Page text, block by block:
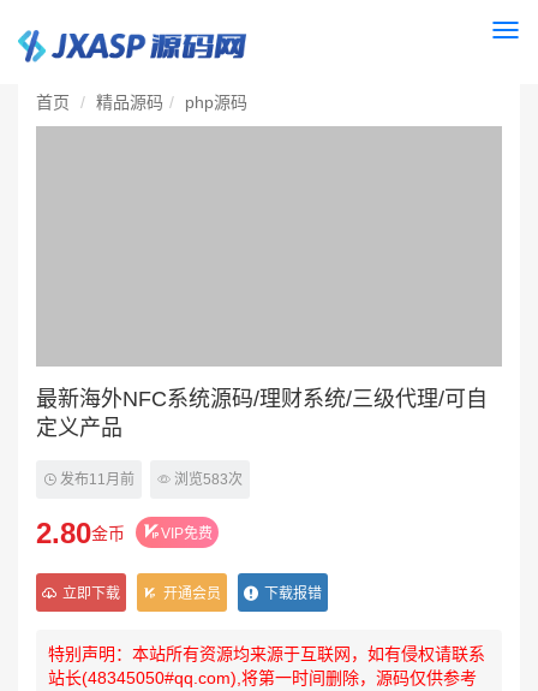
首页 精品源码 php源码
最新海外NFC系统源码/理财系统/三级代理/可自
定义产品
发布11月前 浏览583次
2.80金币 VIP免费
立即下载 开通会员 下载报错
特别声明：本站所有资源均来源于互联网，如有侵权请联系
站长(48345050#qq.com),将第一时间删除，源码仅供参考